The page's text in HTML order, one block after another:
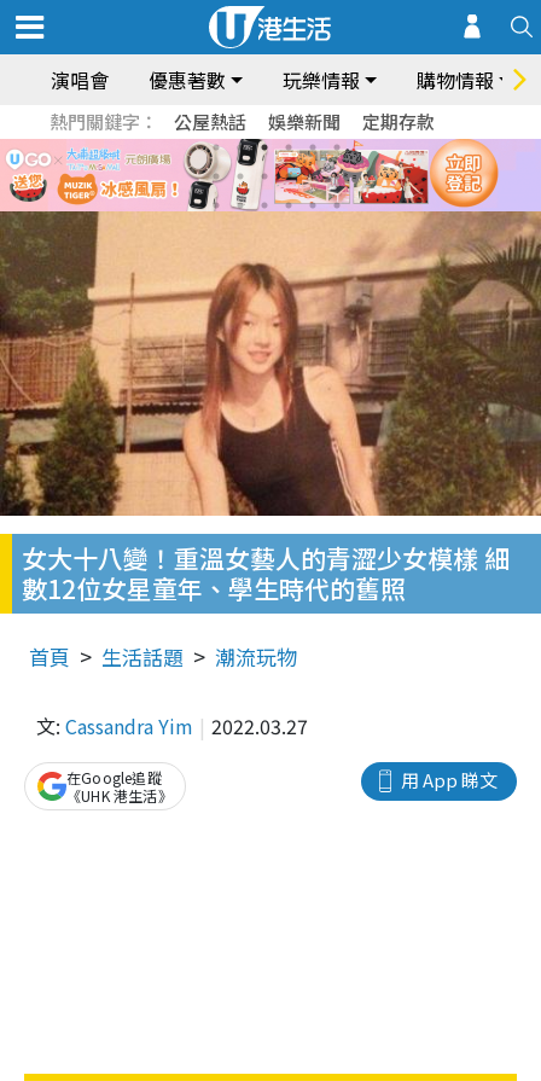
演唱會 優惠著數 玩樂情報 購物情報
熱門關鍵字： 公屋熱話 娛樂新聞 定期存款
女大十八變！重溫女藝人的青澀少女模樣 細
數12位女星童年、學生時代的舊照
首頁 生活話題 潮流玩物
文: Cassandra Yim 2022.03.27
用 App 睇文
在Google追蹤
《UHK 港生活》